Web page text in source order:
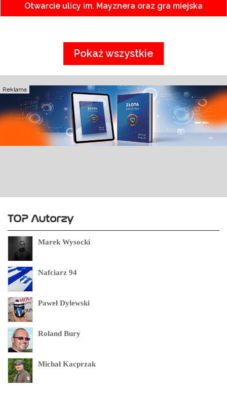
Otwarcie ulicy im. Mayznera oraz gra miejska
Pokaż wszystkie
Reklama
TOP Autorzy
Marek Wysocki
Nafciarz 94
Paweł Dylewski
Roland Bury
Michał Kacprzak